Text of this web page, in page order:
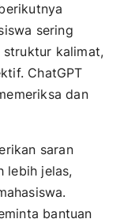
sering
struktur kalimat,
ChatGPT
dan
saran
lebih jelas,
bantuan